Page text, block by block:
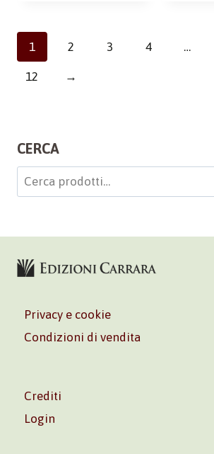
1 2 3 4 …
12 →
CERCA
Cerca:
Privacy e cookie
Condizioni di vendita
Crediti
Login